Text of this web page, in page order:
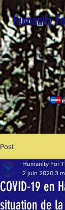
Humanity
Post
COVID-19 en
situation de
Humanity For
2 juin 2020 3